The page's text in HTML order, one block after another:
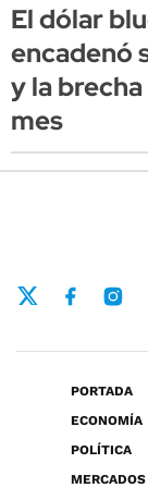
El dólar
encadenó
y la
mes
PORTADA
ECONOMÍA
POLÍTICA
MERCADOS